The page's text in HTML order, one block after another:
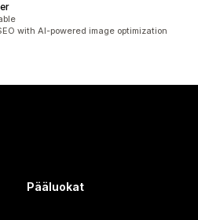
with AI-powered image optimization
Pääluokat